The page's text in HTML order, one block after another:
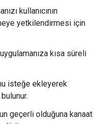
kullanıcının
yetkilendirmesi için
kısa süreli
isteğe ekleyerek
geçerli olduğuna kanaat